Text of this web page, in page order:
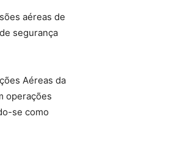
aéreas de
segurança
Aéreas da
operações
se como